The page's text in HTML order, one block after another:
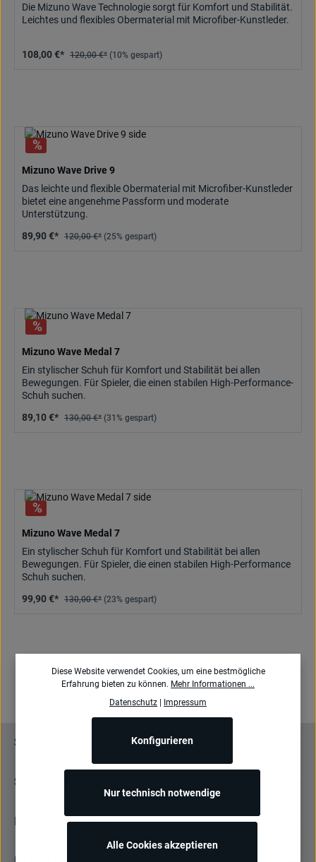
Die Mizuno Wave Technologie sorgt für Komfort und Stabilität.
Leichtes und flexibles Obermaterial mit Microfiber-Kunstleder.
108,00 €* 120,00 €* (10% gespart)
Mizuno Wave Drive 9
Das leichte und flexible Obermaterial mit Microfiber-Kunstleder
bietet eine angenehme Passform und moderate
Unterstützung.
89,90 €* 120,00 €* (25% gespart)
Mizuno Wave Medal 7
Ein stylischer Schuh für Komfort und Stabilität bei allen
Bewegungen. Für Spieler, die einen stabilen High-Performance-
Schuh suchen.
89,10 €* 130,00 €* (31% gespart)
Mizuno Wave Medal 7
Ein stylischer Schuh für Komfort und Stabilität bei allen
Bewegungen. Für Spieler, die einen stabilen High-Performance
Schuh suchen.
99,90 €* 130,00 €* (23% gespart)
SERVICE-HOTLINE
SHOP-SERVICE
INFORMATIONEN
Diese Website verwendet Cookies, um eine bestmögliche
Erfahrung bieten zu können. Mehr Informationen ...
Datenschutz
Impressum
Nur technisch notwendige
Konfigurieren
Alle Cookies akzeptieren